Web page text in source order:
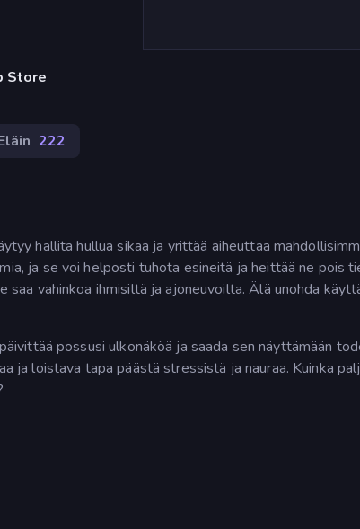
Store
222
hallita hullua sikaa ja yrittää aiheuttaa
ja se voi helposti tuhota esineitä ja heittää ne pois
vahinkoa ihmisiltä ja ajoneuvoilta. Älä unohda
possusi ulkonäköä ja saada sen näyttämään
ja loistava tapa päästä stressistä ja nauraa. Kuinka